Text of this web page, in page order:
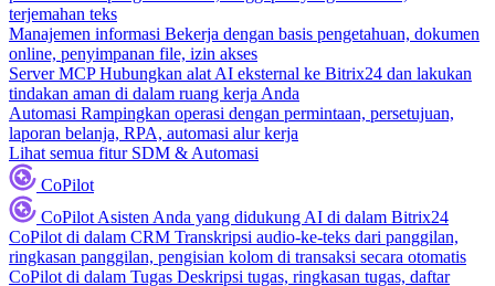
terjemahan teks
Manajemen informasi Bekerja dengan basis pengetahuan, dokumen
online, penyimpanan file, izin akses
Server MCP Hubungkan alat AI eksternal ke Bitrix24 dan lakukan
tindakan aman di dalam ruang kerja Anda
Automasi Rampingkan operasi dengan permintaan, persetujuan,
laporan belanja, RPA, automasi alur kerja
Lihat semua fitur SDM & Automasi
CoPilot
CoPilot Asisten Anda yang didukung AI di dalam Bitrix24
CoPilot di dalam CRM Transkripsi audio-ke-teks dari panggilan,
ringkasan panggilan, pengisian kolom di transaksi secara otomatis
CoPilot di dalam Tugas Deskripsi tugas, ringkasan tugas, daftar